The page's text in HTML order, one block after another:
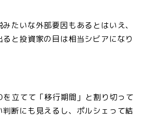
たいな外部要因もあるとはいえ、
と投資家の目は相当シビアになり
を立てて「移行期間」と割り切って
判断にも見えるし、ポルシェって結